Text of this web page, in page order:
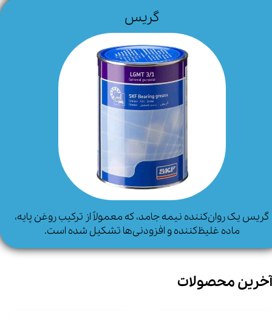
گریس
گریس یک روان‌کننده نیمه جامد، که معمولاً از ترکیب روغن پایه،
ماده غلیظ‌کننده و افزودنی‌ها تشکیل شده است.
محصولات